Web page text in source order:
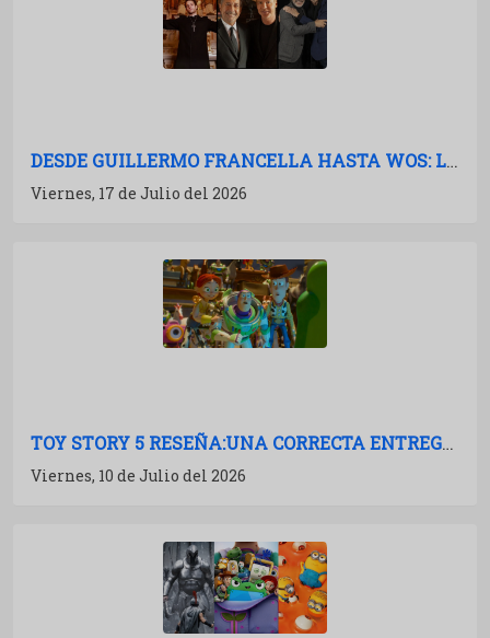
DESDE GUILLERMO FRANCELLA HASTA WOS: LAS PELÍCULAS ARGENTINAS PARA 2027
Viernes, 17 de Julio del 2026
TOY STORY 5 RESEÑA:UNA CORRECTA ENTREGA DE MÚLTIPLES BOSTEZOS
Viernes, 10 de Julio del 2026